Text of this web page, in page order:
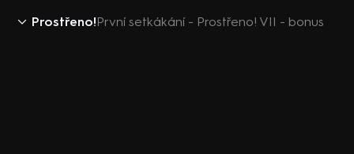
Prostřeno!První setkákání - Prostřeno! VII - bonus